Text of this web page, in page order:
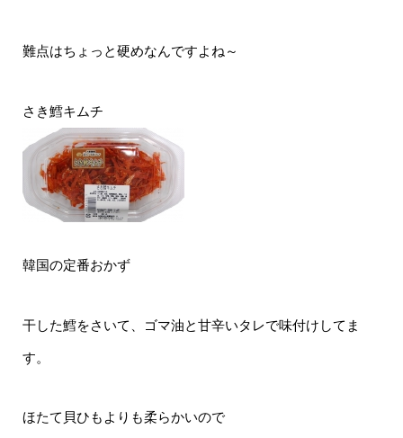
難点はちょっと硬めなんですよね～
さき鱈キムチ
韓国の定番おかず
干した鱈をさいて、ゴマ油と甘辛いタレで味付けしてま
す。
ほたて貝ひもよりも柔らかいので